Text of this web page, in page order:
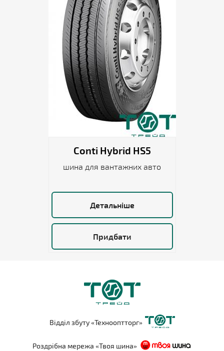
Conti Hybrid HS5
шина для вантажних авто
Детальніше
Придбати
Відділ збуту «Технооптторг»
Роздрібна мережа «Твоя шина»